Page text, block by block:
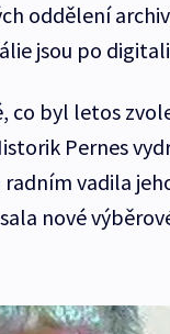
oddělení
jsou po
co byl letos
Pernes
vadila
nové